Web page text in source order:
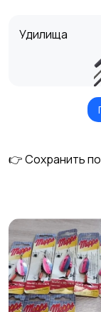
Удилища
Экипировка
👉 Сохранить